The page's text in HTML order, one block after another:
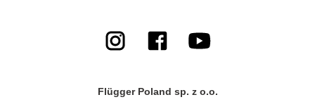
Flügger Poland sp. z o.o.